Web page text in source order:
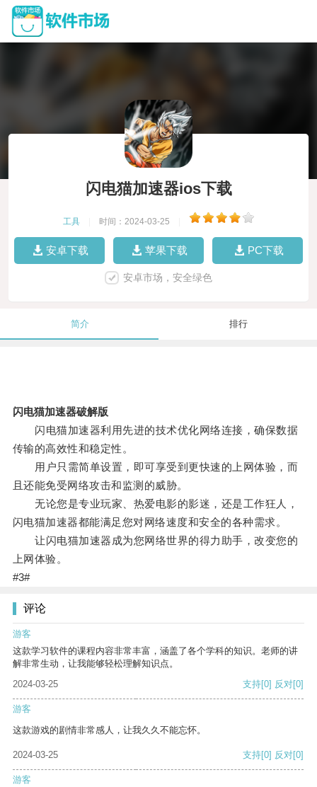
闪电猫加速器ios下载
工具 时间：2024-03-25
安卓下载 苹果下载 PC下载
安卓市场，安全绿色
简介 排行
闪电猫加速器破解版
闪电猫加速器利用先进的技术优化网络连接，确保数据
传输的高效性和稳定性。
用户只需简单设置，即可享受到更快速的上网体验，而
且还能免受网络攻击和监测的威胁。
无论您是专业玩家、热爱电影的影迷，还是工作狂人，
闪电猫加速器都能满足您对网络速度和安全的各种需求。
让闪电猫加速器成为您网络世界的得力助手，改变您的
上网体验。
#3#
评论
游客
这款学习软件的课程内容非常丰富，涵盖了各个学科的知识。老师的讲
解非常生动，让我能够轻松理解知识点。
2024-03-25
支持[0] 反对[0]
游客
这款游戏的剧情非常感人，让我久久不能忘怀。
2024-03-25 支持[0] 反对[0]
游客